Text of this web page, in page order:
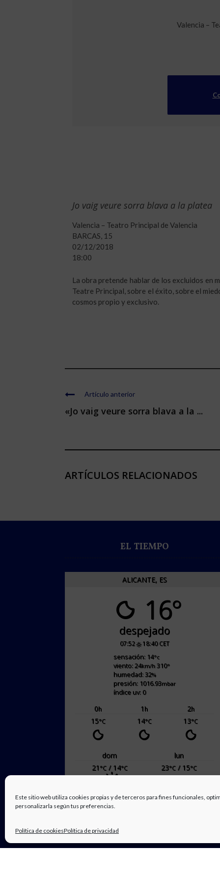
Este sitio web utiliza cookies propias y de terceros para fines funcionales,
personalizarla según tus preferencias.
Política de cookiesPolítica de privacidad
Jo vaig veure sorra blava a la platea
Valencia – Teatro Principal de Valencia
BARCAS, 15
02/12/2018
18:00
La obra pretende hablar de los excluidos en
Teatre Principal, sobre el éxito, sobre el
cosmos propio y exclusivo.
Valencia –
Artículo anterior
«Jo vaig veure sorra blava a la ...
ARTÍCULOS RELACIONADOS
EL TIEMPO
ALICANTE, ES
16°
despejado
07:52 18:40 CET
sensación: 14°c
viento: 24km/h 310°
humedad: 32%
presión: 1016.93mbar
índice uv: 0
0h 1h 2h
15°C 14°C 13°C
dom
lun
21°C/ 14°C 23°C / 15°C
powered by Weather Atlas